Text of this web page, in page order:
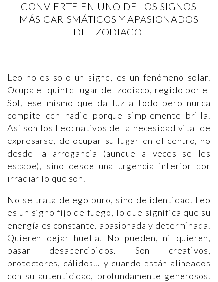
CONVIERTE EN UNO DE LOS SIGNOS
MÁS CARISMÁTICOS Y APASIONADOS
DEL ZODIACO.
Leo no es solo un signo, es un fenómeno solar.
Ocupa el quinto lugar del zodiaco, regido por el
Sol, ese mismo que da luz a todo pero nunca
compite con nadie porque simplemente brilla.
Así son los Leo: nativos de la necesidad vital de
expresarse, de ocupar su lugar en el centro, no
desde la arrogancia (aunque a veces se les
escape), sino desde una urgencia interior por
irradiar lo que son.
No se trata de ego puro, sino de identidad. Leo
es un signo fijo de fuego, lo que significa que su
energía es constante, apasionada y determinada.
Quieren dejar huella. No pueden, ni quieren,
pasar desapercibidos. Son creativos,
protectores, cálidos... y cuando están alineados
con su autenticidad, profundamente generosos.